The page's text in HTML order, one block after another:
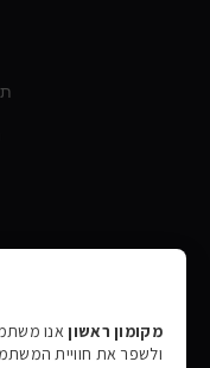
אימייל:
מקומון ראשוןאנו
ולשפר את חוויית